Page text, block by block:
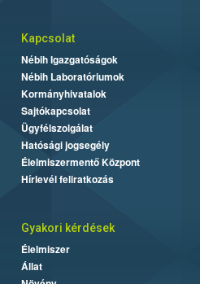
Kapcsolat
Nébih Igazgatóságok
Nébih Laboratóriumok
Kormányhivatalok
Sajtókapcsolat
Ügyfélszolgálat
Hatósági jogsegély
Élelmiszermentő Központ
Hírlevél feliratkozás
Gyakori kérdések
Élelmiszer
Állat